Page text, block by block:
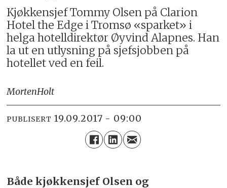
Kjøkkensjef Tommy Olsen på Clarion
Hotel the Edge i Tromsø «sparket» i
helga hotelldirektør Øyvind Alapnes. Han
la ut en utlysning på sjefsjobben på
hotellet ved en feil.
MortenHolt
PUBLISERT 19.09.2017 - 09:00
Både kjøkkensjef Olsen og